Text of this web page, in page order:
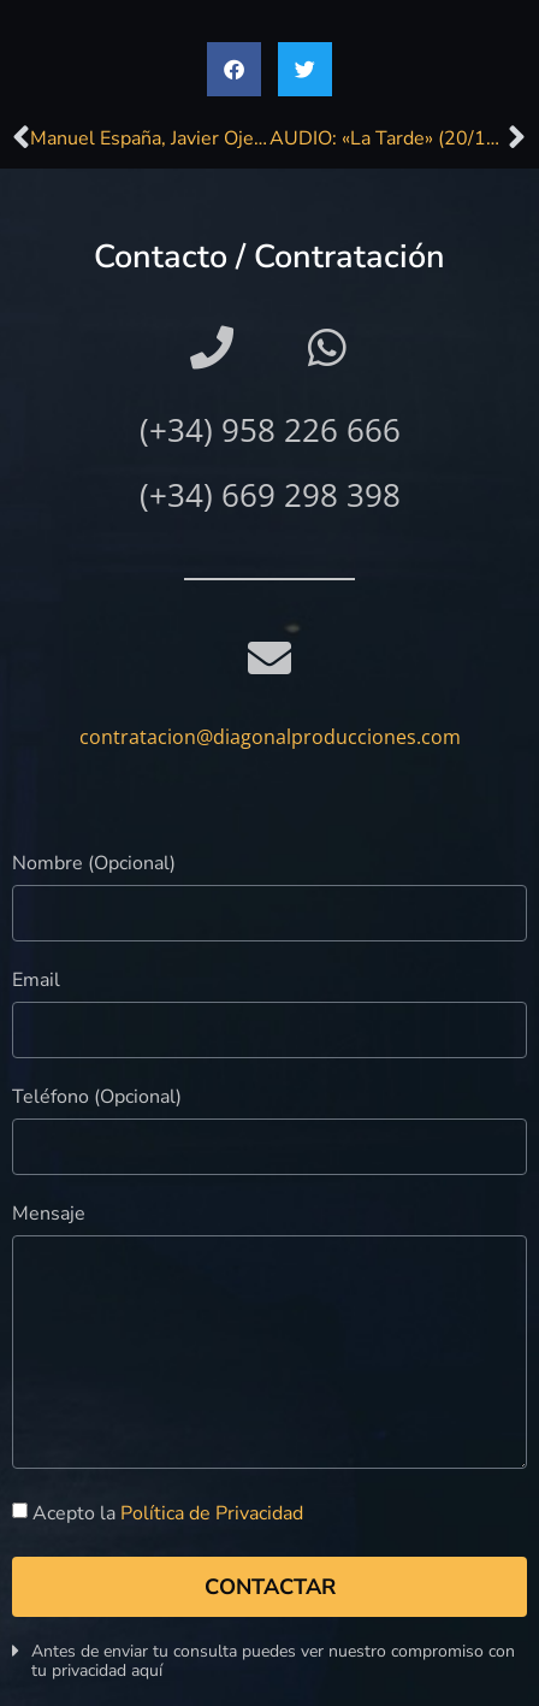
Manuel España, Javier Ojeda y Javier Andreu, figuras del festival Rock & Roll Star AUDIO: «La Tarde» (20/11/2018)
Contacto / Contratación
(+34) 958 226 666
(+34) 669 298 398
contratacion@diagonalproducciones.com
Nombre (Opcional)
Email
Teléfono (Opcional)
Mensaje
Acepto la Política de Privacidad
CONTACTAR
Antes de enviar tu consulta puedes ver nuestro compromiso con
tu privacidad aquí